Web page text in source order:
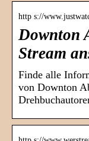
http s://
Downton
Stream
Finde alle
von Downton